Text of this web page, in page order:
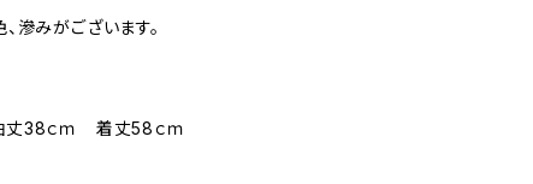
、滲みがございます。
38ｃｍ 着丈58ｃｍ